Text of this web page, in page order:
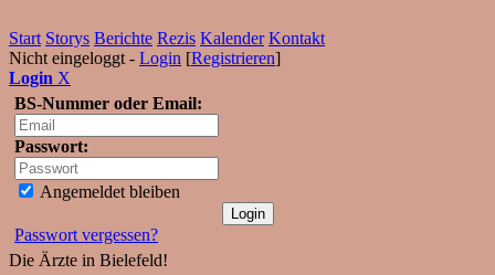
Start Storys Berichte Rezis Kalender Kontakt
Nicht eingeloggt - Login [Registrieren]
Login X
BS-Nummer oder Email:
Passwort:
Angemeldet bleiben
Passwort vergessen?
Die Ärzte in Bielefeld!